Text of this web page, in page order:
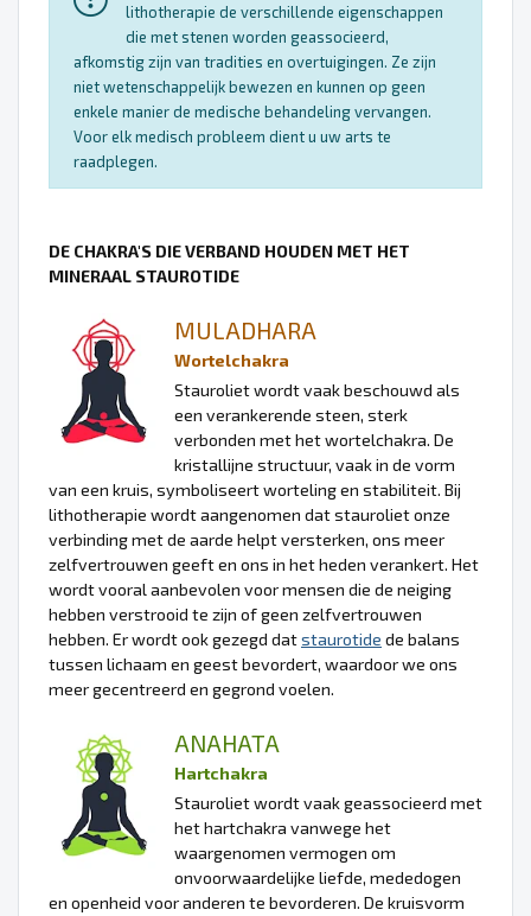
lithotherapie de verschillende eigenschappen
die met stenen worden geassocieerd,
afkomstig zijn van tradities en overtuigingen. Ze zijn
niet wetenschappelijk bewezen en kunnen op geen
enkele manier de medische behandeling vervangen.
Voor elk medisch probleem dient u uw arts te
raadplegen.
DE CHAKRA'S DIE VERBAND HOUDEN MET HET
MINERAAL STAUROTIDE
MULADHARA
Wortelchakra
Stauroliet wordt vaak beschouwd als
een verankerende steen, sterk
verbonden met het wortelchakra. De
kristallijne structuur, vaak in de vorm
van een kruis, symboliseert worteling en stabiliteit. Bij
lithotherapie wordt aangenomen dat stauroliet onze
verbinding met de aarde helpt versterken, ons meer
zelfvertrouwen geeft en ons in het heden verankert. Het
wordt vooral aanbevolen voor mensen die de neiging
hebben verstrooid te zijn of geen zelfvertrouwen
hebben. Er wordt ook gezegd datstaurotide de balans
tussen lichaam en geest bevordert, waardoor we ons
meer gecentreerd en gegrond voelen.
ANAHATA
Hartchakra
Stauroliet wordt vaak geassocieerd met
het hartchakra vanwege het
waargenomen vermogen om
onvoorwaardelijke liefde, mededogen
en openheid voor anderen te bevorderen. De kruisvorm